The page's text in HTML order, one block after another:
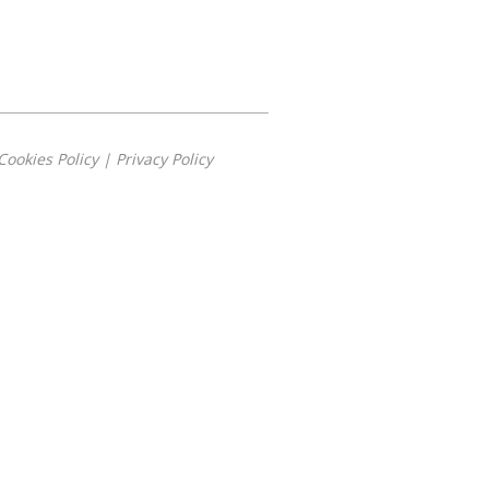
Cookies Policy| Privacy Policy